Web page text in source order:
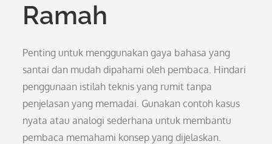
Ramah
Penting untuk menggunakan gaya bahasa yang
santai dan mudah dipahami oleh pembaca. Hindari
penggunaan istilah teknis yang rumit tanpa
penjelasan yang memadai. Gunakan contoh kasus
nyata atau analogi sederhana untuk membantu
pembaca memahami konsep yang dijelaskan.